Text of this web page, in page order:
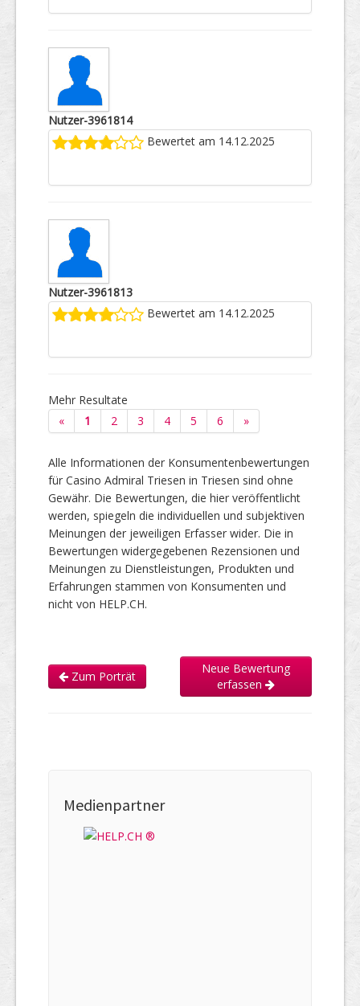
Nutzer-3961814
Bewertet am 14.12.2025
Nutzer-3961813
Bewertet am 14.12.2025
Mehr Resultate
«
1 2 3 4 5 6 »
Alle Informationen der Konsumentenbewertungen
für Casino Admiral Triesen in Triesen sind ohne
Gewähr. Die Bewertungen, die hier veröffentlicht
werden, spiegeln die individuellen und subjektiven
Meinungen der jeweiligen Erfasser wider. Die in
Bewertungen widergegebenen Rezensionen und
Meinungen zu Dienstleistungen, Produkten und
Erfahrungen stammen von Konsumenten und
nicht von HELP.CH.
Zum Porträt
Neue Bewertung
erfassen
Medienpartner